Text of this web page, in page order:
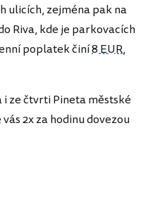
ulicích, zejména pak na
Riva, kde je parkovacích
poplatek činí8 EUR,
ze čtvrti Pineta městské
2x za hodinu dovezou